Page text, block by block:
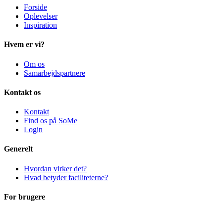
Forside
Oplevelser
Inspiration
Hvem er vi?
Om os
Samarbejdspartnere
Kontakt os
Kontakt
Find os på SoMe
Login
Generelt
Hvordan virker det?
Hvad betyder faciliteterne?
For brugere